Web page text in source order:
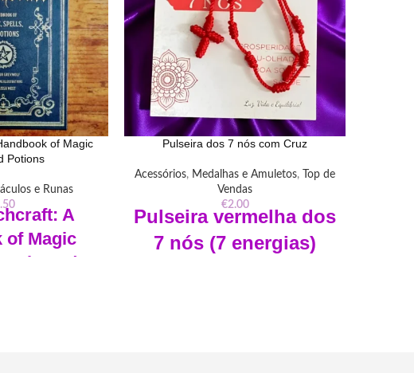
of Magic
Potions
e Runas
A
of Magic
de
rituais, feitiços e
seu poder interior
Pulseira dos 7 nós com Cruz
Acessórios, Medalhas e Amuletos,
Top de
Vendas
€2.00
Pulseira vermelha dos
7 nós (7 energias)